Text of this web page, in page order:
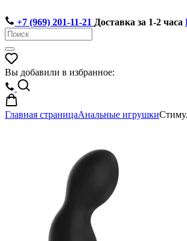
+7 (969) 201-11-21 Доставка за 1-2 часа
Вы добавили в избранное:
Главная страницаАнальные игрушки